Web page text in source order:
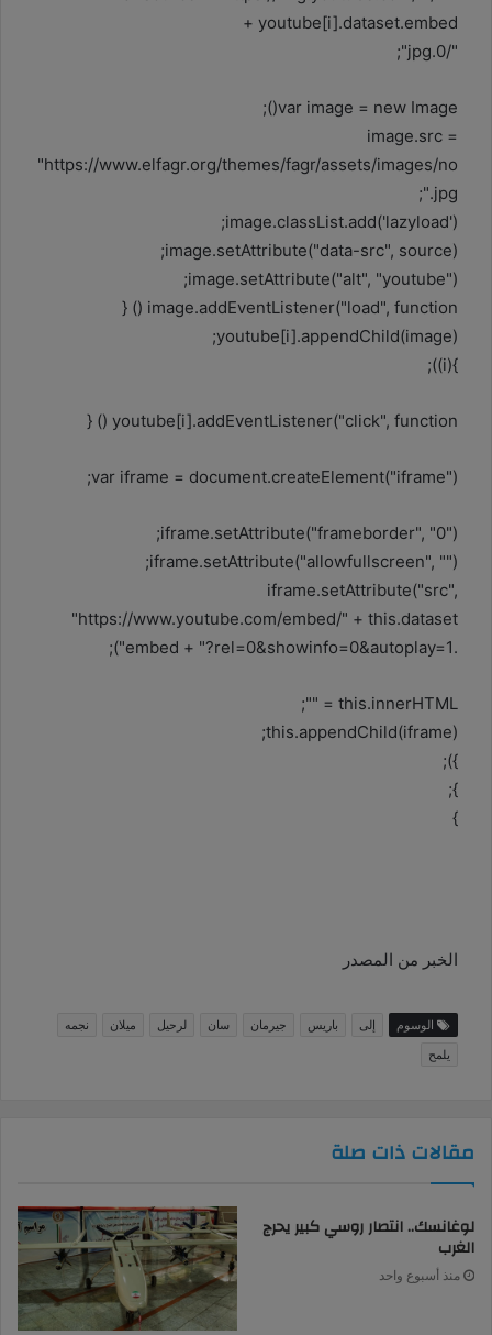
youtube[i].dataset.embed +
"/0.jpg";
var image = new Image();
image.src =
"https://www.elfagr.org/themes/fagr/assets/images/no
.jpg";
image.classList.add('lazyload');
image.setAttribute("data-src", source);
image.setAttribute("alt", "youtube");
image.addEventListener("load", function () {
youtube[i].appendChild(image);
}(i));
youtube[i].addEventListener("click", function () {
var iframe = document.createElement("iframe");
iframe.setAttribute("frameborder", "0");
iframe.setAttribute("allowfullscreen", "");
iframe.setAttribute("src",
"https://www.youtube.com/embed/" + this.dataset
.embed + "?rel=0&showinfo=0&autoplay=1");
this.innerHTML = "";
this.appendChild(iframe);
});
};
}
الخبر من المصدر
الوسوم إلى باريس جيرمان سان لرحيل ميلان
نجمه
يلمح
مقالات ذات صلة
لوغانسك.. انتصار روسي كبير يحرج
الغرب
منذ أسبوع واحد